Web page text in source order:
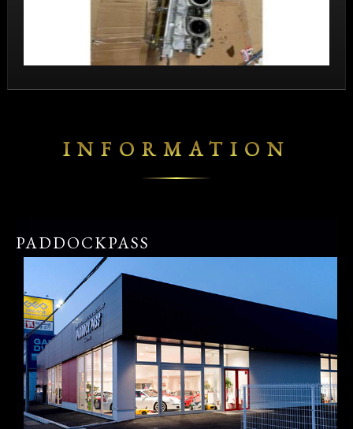
INFORMATION
PADDOCKPASS